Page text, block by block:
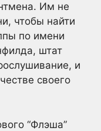
Им не
чтобы найти
по имени
штат
и
своего
“Флэша”